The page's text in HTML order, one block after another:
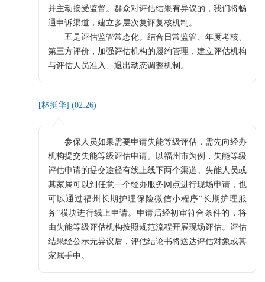
并主动接受监督。群众对评估结果有异议的，我们将畅
通申诉渠道，建立多层次复评复核机制。
五是评估监管常态化。结合日常监管、年度考核、
第三方评价，加强评估机构的履约管理，建立评估机构
与评估人员准入、退出动态调整机制。
[林挺华] (02:26)
参保人员如果需要申请失能等级评估，需先向经办
机构提交失能等级评估申请。以福州市为例，失能等级
评估申请的提交途径有线上线下两个渠道。失能人员或
其家属可以到任意一个经办服务网点进行现场申请，也
可以通过福州长期护理保险微信小程序“长期护理服
务”模块进行线上申请。申请后经初审符合条件的，将
由失能等级评估机构按照规范流程开展现场评估。评估
结果经公示无异议后，评估结论书将送达评估对象或其
家属手中。